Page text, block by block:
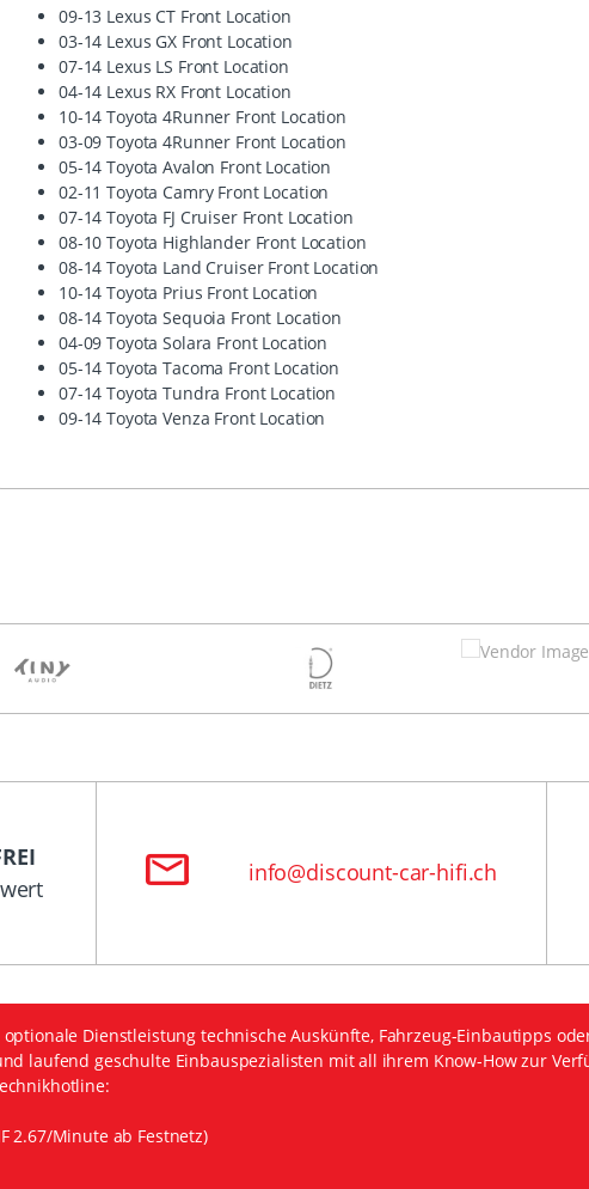
09-13 Lexus CT Front Location
03-14 Lexus GX Front Location
07-14 Lexus LS Front Location
04-14 Lexus RX Front Location
10-14 Toyota 4Runner Front Location
03-09 Toyota 4Runner Front Location
05-14 Toyota Avalon Front Location
02-11 Toyota Camry Front Location
07-14 Toyota FJ Cruiser Front Location
08-10 Toyota Highlander Front Location
08-14 Toyota Land Cruiser Front Location
10-14 Toyota Prius Front Location
08-14 Toyota Sequoia Front Location
04-09 Toyota Solara Front Location
05-14 Toyota Tacoma Front Location
07-14 Toyota Tundra Front Location
09-14 Toyota Venza Front Location
info@discount-car-hifi.ch
optionale Dienstleistung technische Auskünfte, Fahrzeug-Einbautipps
laufend geschulte Einbauspezialisten mit all ihrem Know-How zur
2.67/Minute ab Festnetz)